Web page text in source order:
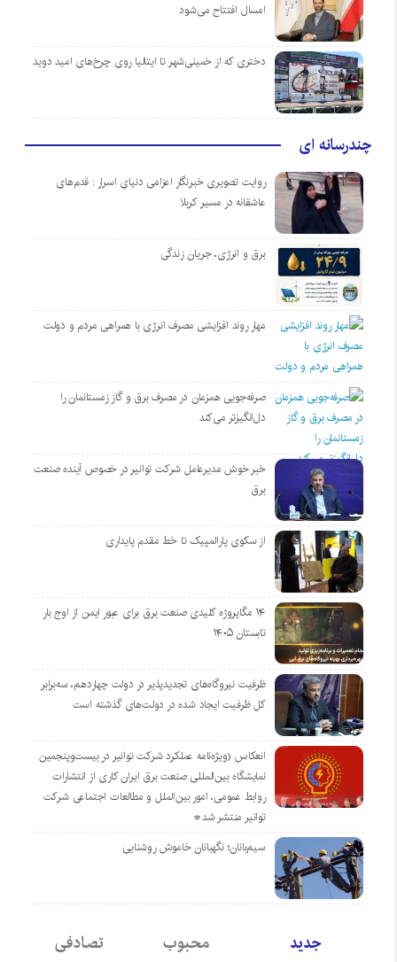
امسال افتتاح می‌شود
دختری که از خمینی‌شهر تا ایتالیا روی چرخ‌های امید دوید
چندرسانه ای
روایت تصویری خبرنگار اعزامی دنیای اسرار : قدم‌های
عاشقانه در مسیر کربلا
برق و انرژی، جریان زندگی
مهار روند افزایشی مصرف انرژی با همراهی مردم و دولت
صرفه‌جویی همزمان در مصرف برق و گاز زمستانمان را
دل‌انگیزتر می‌کند
خبر خوش مدیرعامل شرکت توانیر در خصوص آینده صنعت
برق
از سکوی پارالمپیک تا خط مقدم پایداری
۱۴ مگاپروژه‌ کلیدی صنعت برق برای عبور ایمن از اوج بار
تابستان ۱۴۰۵
ظرفیت نیروگاه‌های تجدیدپذیر در دولت چهاردهم، سه‌برابر
کل ظرفیت ایجاد شده در دولت‌های گذشته است
انعکاس (ویژه‌نامه عملکرد شرکت توانیر در بیست‌وپنجمین
نمایشگاه بین‌المللی صنعت برق ایران کاری از انتشارات
روابط عمومی، امور بین‌الملل و مطالعات اجتماعی شرکت
توانیر منتشر شد*
سیم‌بانان؛ نگهبانان خاموش روشنایی
جدید محبوب تصادفی